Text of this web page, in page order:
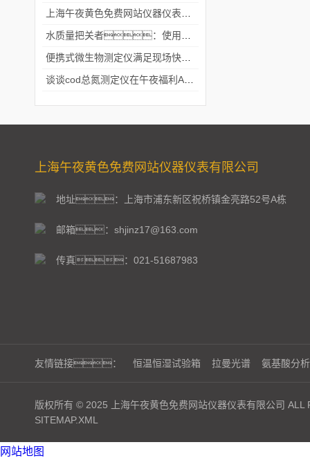
上海午夜黄色免费网站仪器仪表有限公司
地址：上海市浦东新区祝桥镇金亮路52号A栋
邮箱：shjinz17@163.com
传真：021-51687983
友情链接： 恒温恒湿试验箱 拉曼光谱 氨基酸分
版权所有 © 2025 上海午夜黄色免费网站仪器仪表有限公司 ALL
SITEMAP.XML
网站地图